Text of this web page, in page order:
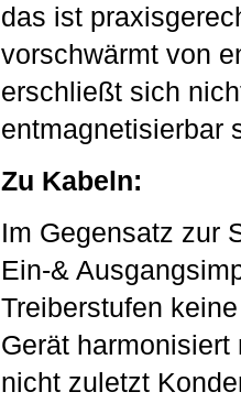
das ist
vorschwärmt von
erschließt sich
entmagnetisierbar
Zu Kabeln:
Im Gegensatz zur
Ein-&
Treiberstufen
Gerät
nicht zuletzt